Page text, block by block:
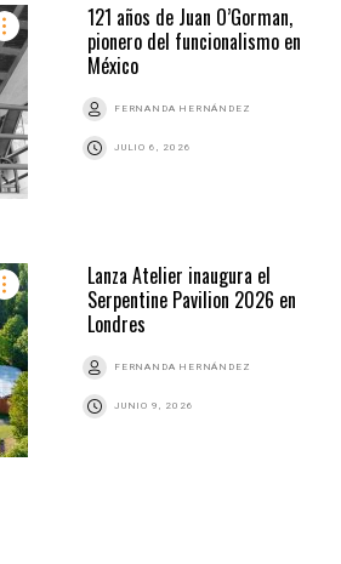
121 años de Juan O’Gorman,
pionero del funcionalismo en
México
FERNANDA HERNÁNDEZ
JULIO 6, 2026
Lanza Atelier inaugura el
Serpentine Pavilion 2026 en
Londres
FERNANDA HERNÁNDEZ
JUNIO 9, 2026